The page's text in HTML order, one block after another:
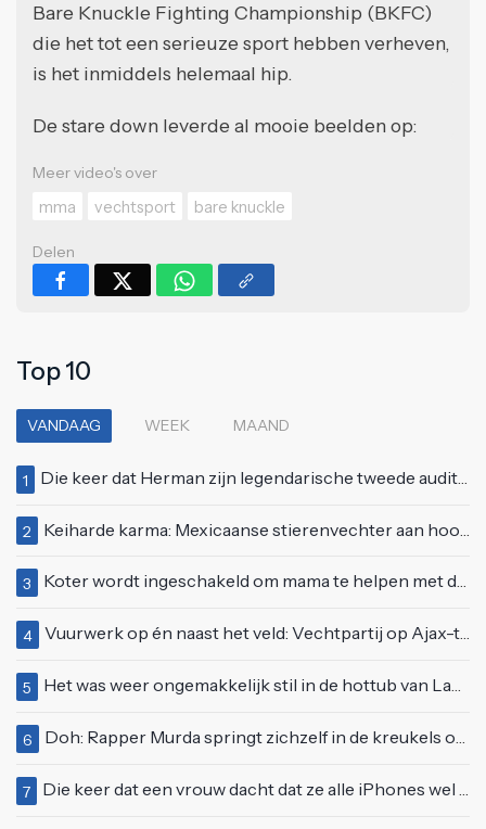
Bare Knuckle Fighting Championship (BKFC)
die het tot een serieuze sport hebben verheven,
is het inmiddels helemaal hip.
De stare down leverde al mooie beelden op:
Meer video's over
mma
vechtsport bare knuckle
Delen
Top 10
VANDAAG WEEK MAAND
1 Die keer dat Herman zijn legendarische tweede auditie bij Idols deed
2 Keiharde karma: Mexicaanse stierenvechter aan hoorn gespietst voor ogen van duizenden toeschouwers
3 Koter wordt ingeschakeld om mama te helpen met de perfecte vakantiefoto te maken
4 Vuurwerk op én naast het veld: Vechtpartij op Ajax-tribune tussen supporters en stewards
5 Het was weer ongemakkelijk stil in de hottub van Lang Leve de Liefde
6 Doh: Rapper Murda springt zichzelf in de kreukels op het Moonstar Festival
7 Die keer dat een vrouw dacht dat ze alle iPhones wel op kon kopen